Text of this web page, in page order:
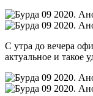
С утра до вечера
актуальное и такое